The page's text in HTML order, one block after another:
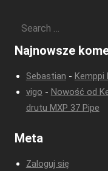
Najnowsze
Sebastian - Kemppi
vigo - Nowość od
drutu MXP 37 Pipe
Meta
Zaloguj się